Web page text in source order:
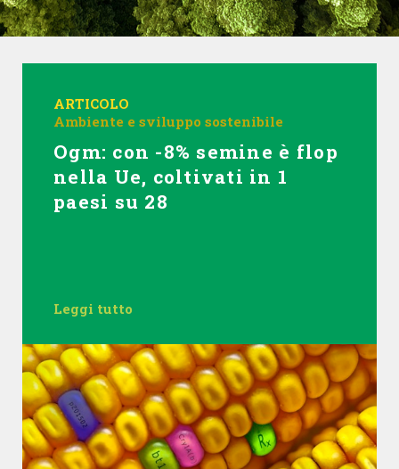
ARTICOLO
Ambiente e sviluppo sostenibile
Ogm: con -8% semine è flop
nella Ue, coltivati in 1
paesi su 28
Leggi tutto